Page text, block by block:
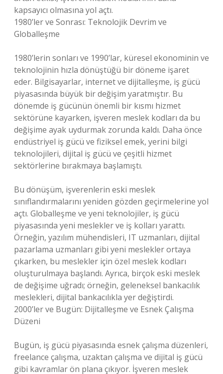
kapsayıcı olmasına yol açtı.
1980’ler ve Sonrası: Teknolojik Devrim ve
Globalleşme
1980’lerin sonları ve 1990’lar, küresel ekonominin ve
teknolojinin hızla dönüştüğü bir döneme işaret
eder. Bilgisayarlar, internet ve dijitalleşme, iş gücü
piyasasında büyük bir değişim yaratmıştır. Bu
dönemde iş gücünün önemli bir kısmı hizmet
sektörüne kayarken, işveren meslek kodları da bu
değişime ayak uydurmak zorunda kaldı. Daha önce
endüstriyel iş gücü ve fiziksel emek, yerini bilgi
teknolojileri, dijital iş gücü ve çeşitli hizmet
sektörlerine bırakmaya başlamıştı.
Bu dönüşüm, işverenlerin eski meslek
sınıflandırmalarını yeniden gözden geçirmelerine yol
açtı. Globalleşme ve yeni teknolojiler, iş gücü
piyasasında yeni meslekler ve iş kolları yarattı.
Örneğin, yazılım mühendisleri, IT uzmanları, dijital
pazarlama uzmanları gibi yeni meslekler ortaya
çıkarken, bu meslekler için özel meslek kodları
oluşturulmaya başlandı. Ayrıca, birçok eski meslek
de değişime uğradı; örneğin, geleneksel bankacılık
meslekleri, dijital bankacılıkla yer değiştirdi.
2000’ler ve Bugün: Dijitalleşme ve Esnek Çalışma
Düzeni
Bugün, iş gücü piyasasında esnek çalışma düzenleri,
freelance çalışma, uzaktan çalışma ve dijital iş gücü
gibi kavramlar ön plana çıkıyor. İşveren meslek